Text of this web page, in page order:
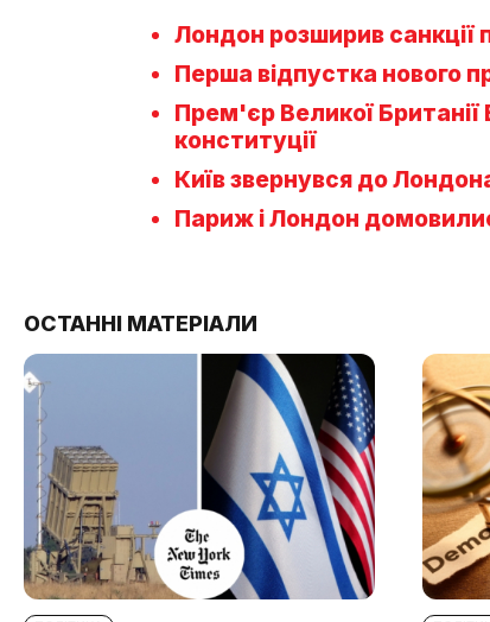
Лондон розширив санкції
Перша відпустка нового
Прем'єр Великої
конституції
Київ звернувся до
Париж і Лондон
ОСТАННІ МАТЕРІАЛИ